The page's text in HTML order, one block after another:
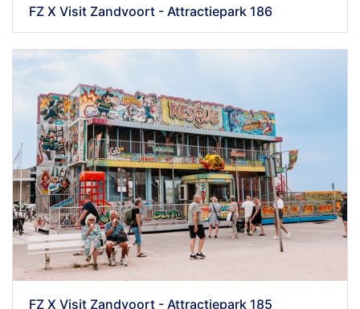
FZ X Visit Zandvoort - Attractiepark 186
FZ X Visit Zandvoort - Attractiepark 185